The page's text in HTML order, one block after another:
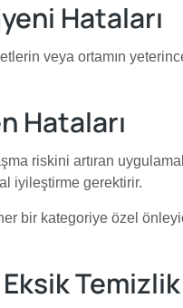
Hataları
veya ortamın
Hataları
riskini artıran
iyileştirme gerektirir.
her bir kategoriye özel